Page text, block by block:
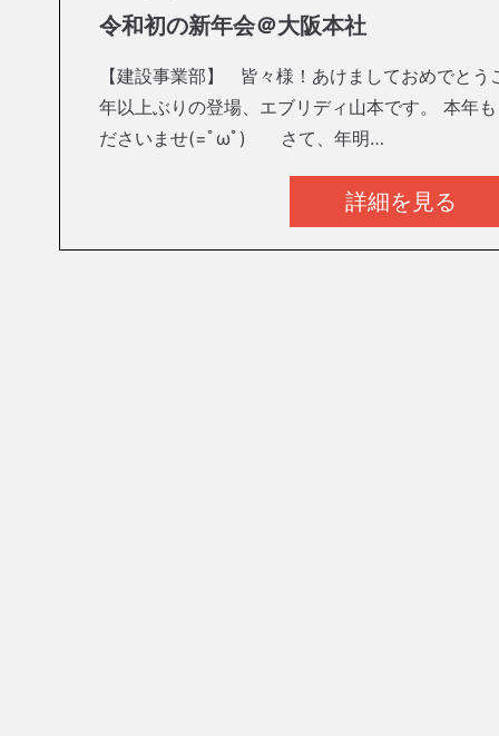
令和初の新年会＠大阪本社
【建設事業部】 皆々様！あけましておめでとう
年以上ぶりの登場、エブリディ山本です。 本年
ださいませ(=ﾟωﾟ)ゞ さて、年明…
詳細を見る